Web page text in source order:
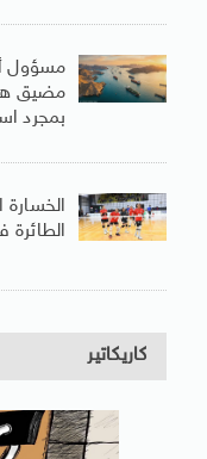
مسؤول
مضيق
بمجرد
الخسارة
الطائرة
كاريكاتير